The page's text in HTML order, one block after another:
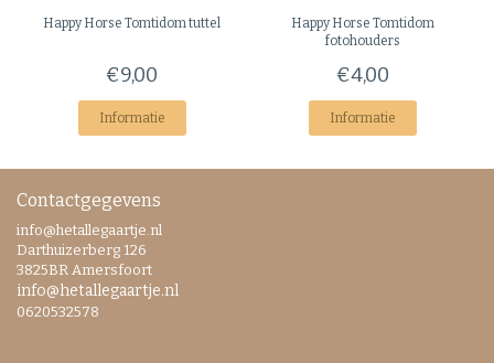
Happy Horse Tomtidom tuttel
€9,00
Informatie
Happy Horse Tomtidom
fotohouders
€4,00
Informatie
Contactgegevens
info@hetallegaartje.nl
Darthuizerberg 126
3825BR Amersfoort
info@hetallegaartje.nl
0620532578